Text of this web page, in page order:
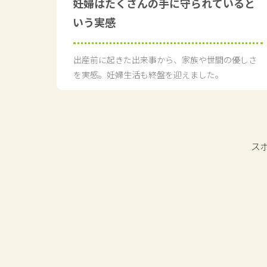
妊婦はたくさんの手に守られていると
いう実感
出産前に起きた出来事から、家族や世間の優しさ
を実感。妊婦生活も終盤を迎えました。
ス